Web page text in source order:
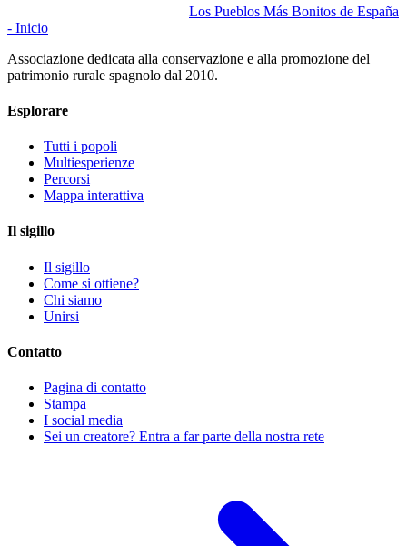
Los Pueblos Más Bonitos de España
- Inicio
Associazione dedicata alla conservazione e alla promozione del
patrimonio rurale spagnolo dal 2010.
Esplorare
Tutti i popoli
Multiesperienze
Percorsi
Mappa interattiva
Il sigillo
Il sigillo
Come si ottiene?
Chi siamo
Unirsi
Contatto
Pagina di contatto
Stampa
I social media
Sei un creatore? Entra a far parte della nostra rete